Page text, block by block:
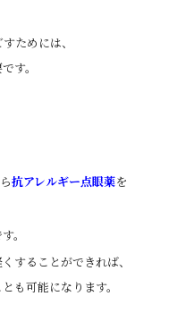
ためには、
す。
抗アレルギー点眼薬を
。
することができれば、
も可能になります。